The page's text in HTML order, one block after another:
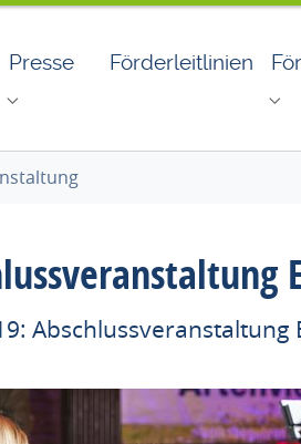
über uns"
Presse
Submenu for "Presse"
Förderleitlinien
version for: